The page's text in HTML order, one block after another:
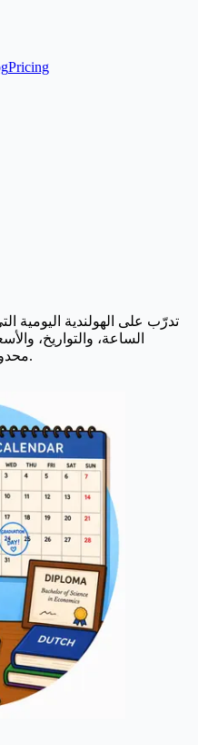
Pricing
تدرّب على الهولندية اليومية
الساعة، والتواريخ،
محدودة، تصحيح ذاتي فوري، دون بطاقة.